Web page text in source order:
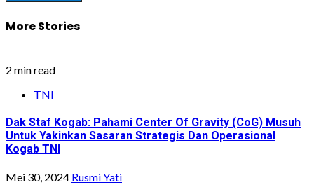
More Stories
2 min read
TNI
Dak Staf Kogab: Pahami Center Of Gravity (CoG) Musuh
Untuk Yakinkan Sasaran Strategis Dan Operasional
Kogab TNI
Mei 30, 2024 Rusmi Yati